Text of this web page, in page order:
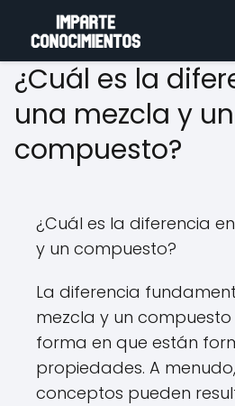
¿Cuál es la
una mezcla y un
compuesto?
¿Cuál es la diferencia
y un compuesto?
La diferencia
mezcla y un
forma en que están
propiedades. A
conceptos pueden